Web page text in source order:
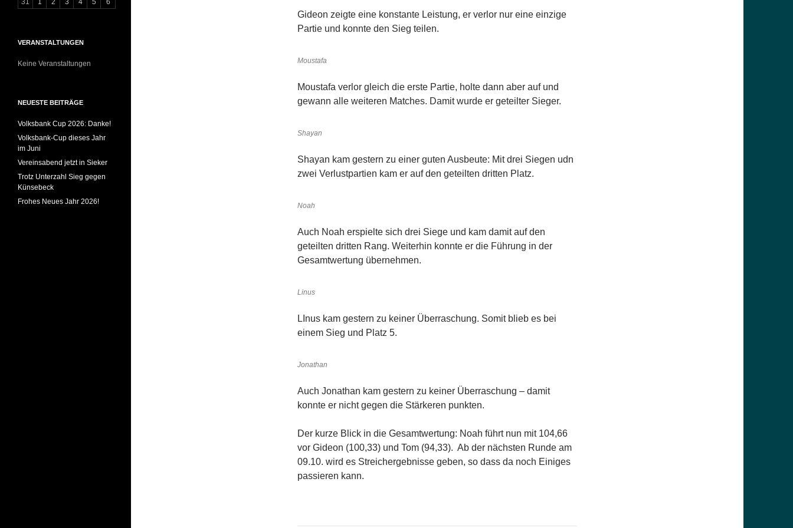
Gideon zeigte eine konstante Leistung, er verlor nur eine einzige
Partie und konnte den Sieg teilen.
Moustafa
Moustafa verlor gleich die erste Partie, holte dann aber auf und
gewann alle weiteren Matches. Damit wurde er geteilter Sieger.
Shayan
Shayan kam gestern zu einer guten Ausbeute: Mit drei Siegen udn
zwei Verlustpartien kam er auf den geteilten dritten Platz.
Noah
Auch Noah erspielte sich drei Siege und kam damit auf den
geteilten dritten Rang. Weiterhin konnte er die Führung in der
Gesamtwertung übernehmen.
Linus
LInus kam gestern zu keiner Überraschung. Somit blieb es bei
einem Sieg und Platz 5.
Jonathan
Auch Jonathan kam gestern zu keiner Überraschung – damit
konnte er nicht gegen die Stärkeren punkten.
Der kurze Blick in die Gesamtwertung: Noah führt nun mit 104,66
vor Gideon (100,33) und Tom (94,33). Ab der nächsten Runde am
09.10. wird es Streichergebnisse geben, so dass da noch Einiges
passieren kann.
VERANSTALTUNGEN
Keine Veranstaltungen
NEUESTE BEITRÄGE
Volksbank Cup 2026: Danke!
Volksbank-Cup dieses Jahr
im Juni
Vereinsabend jetzt in Sieker
Trotz Unterzahl Sieg gegen
Künsebeck
Frohes Neues Jahr 2026!